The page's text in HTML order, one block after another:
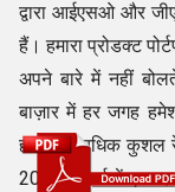
द्वारा आईएसओ और
हैं। हमारा प्रोडक्ट
अपने बारे में नहीं
बाज़ार में हर जगह
हमारी अत्यधिक
2010 के वर्ष में एक